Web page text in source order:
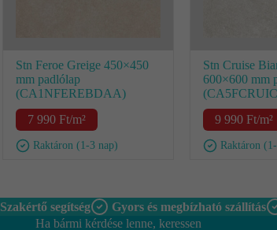
Stn Feroe Greige 450×450
mm padlólap
(CA1NFEREBDAA)
7 990 Ft/m²
Raktáron (1-3 nap)
Stn Cruise
600×600 mm
9 990 Ft/m²
Raktáron
Szakértő segítség Gyors és megbízható szállítás
Ha bármi kérdése lenne, keressen